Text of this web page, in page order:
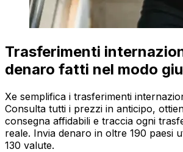
Trasferimenti
denaro fatti nel modo
Xe semplifica i trasferimenti
Consulta tutti i prezzi in anticipo,
consegna affidabili e traccia ogni
reale. Invia denaro in oltre 190 paesi
130 valute.